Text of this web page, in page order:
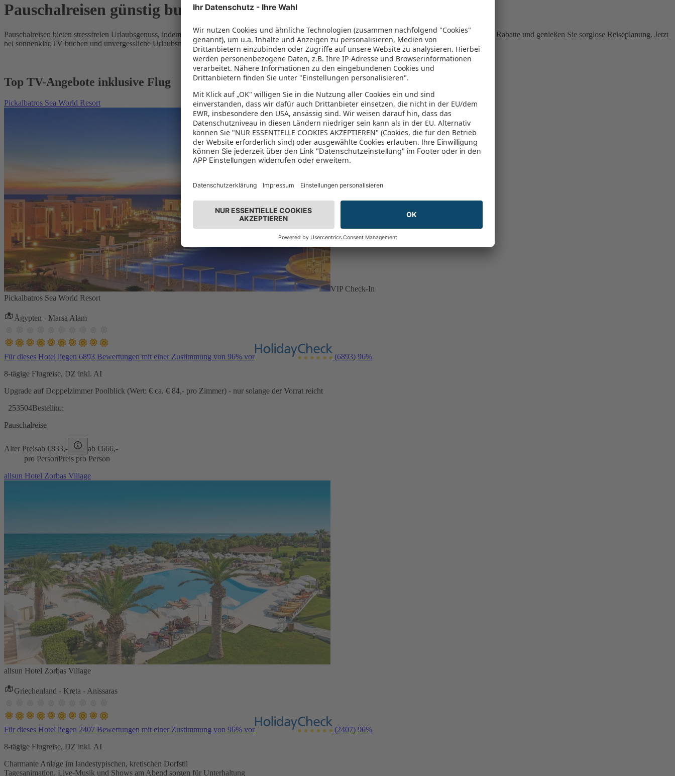
Pauschalreisen günstig buchen
Pauschalreisen bieten stressfreien Urlaubsgenuss, indem Flug und Hotel in einem Paket kombiniert werden – das spart Zeit und Geld. Nutzen Sie attraktive Rabatte und genießen Sie sorglose Reiseplanung. Jetzt
bei sonnenklar.TV buchen und unvergessliche Urlaubsmomente erleben!
Top TV-Angebote inklusive Flug
Pickalbatros Sea World Resort
VIP Check-In
Pickalbatros Sea World Resort
Ägypten - Marsa Alam
Für dieses Hotel liegen 6893 Bewertungen mit einer Zustimmung von 96% vor (6893) 96%
8-tägige Flugreise, DZ inkl. AI
Upgrade auf Doppelzimmer Poolblick (Wert: € ca. € 84,- pro Zimmer) - nur solange der Vorrat reicht
253504Bestellnr.:
Pauschalreise
Alter Preisab €833,- ab €666,-
pro PersonPreis pro Person
allsun Hotel Zorbas Village
allsun Hotel Zorbas Village
Griechenland - Kreta - Anissaras
Für dieses Hotel liegen 2407 Bewertungen mit einer Zustimmung von 96% vor (2407) 96%
8-tägige Flugreise, DZ inkl. AI
Charmante Anlage im landestypischen, kretischen Dorfstil
Tagesanimation, Live-Musik und Shows am Abend sorgen für Unterhaltung